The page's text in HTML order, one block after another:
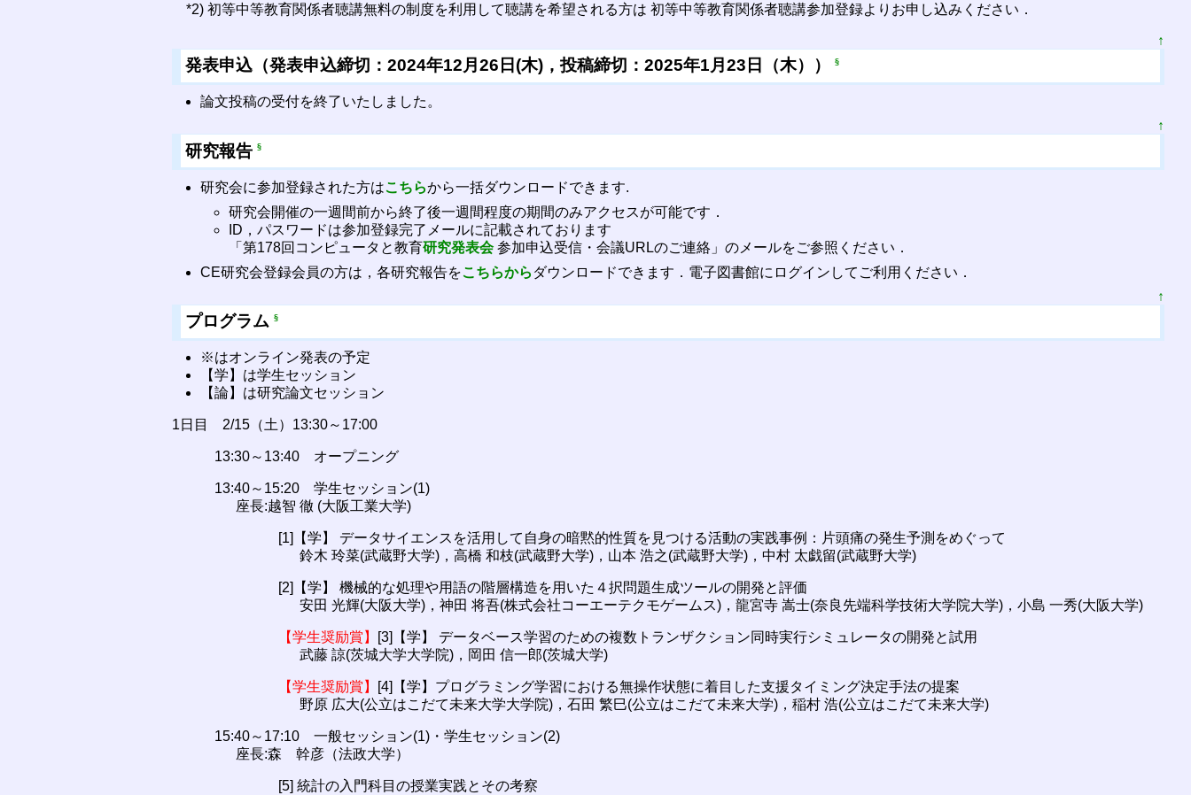
*2) 初等中等教育関係者聴講無料の制度を利用して聴講を希望される方は 初等中等教育関係者聴講参加登録よりお申し込みください．
↑
発表申込（発表申込締切：2024年12月26日(木)，投稿締切：2025年1月23日（木））§
論文投稿の受付を終了いたしました。
↑
研究報告§
研究会に参加登録された方はこちらから一括ダウンロードできます.
研究会開催の一週間前から終了後一週間程度の期間のみアクセスが可能です．
ID，パスワードは参加登録完了メールに記載されております
「第178回コンピュータと教育研究発表会参加申込受信・会議URLのご連絡」のメールをご参照ください．
CE研究会登録会員の方は，各研究報告をこちらから ダウンロードできます．電子図書館にログインしてご利用ください．
↑
プログラム§
※はオンライン発表の予定
【学】は学生セッション
【論】は研究論文セッション
1日目 2/15（土）13:30～17:00
13:30～13:40 オープニング
13:40～15:20 学生セッション(1)
座長:越智 徹 (大阪工業大学)
[1]【学】 データサイエンスを活用して自身の暗黙的性質を見つける活動の実践事例：片頭痛の発生予測をめぐって
鈴木 玲菜(武蔵野大学)，高橋 和枝(武蔵野大学)，山本 浩之(武蔵野大学)，中村 太戯留(武蔵野大学)
[2]【学】 機械的な処理や用語の階層構造を用いた４択問題生成ツールの開発と評価
安田 光輝(大阪大学)，神田 将吾(株式会社コーエーテクモゲームス)，龍宮寺 嵩士(奈良先端科学技術大学院大学)，小島 一秀(大阪大学)
【学生奨励賞】
[3]【学】 データベース学習のための複数トランザクション同時実行シミュレータの開発と試用
武藤 諒(茨城大学大学院)，岡田 信一郎(茨城大学)
【学生奨励賞】
[4]【学】プログラミング学習における無操作状態に着目した支援タイミング決定手法の提案
野原 広大(公立はこだて未来大学大学院)，石田 繁巳(公立はこだて未来大学)，稲村 浩(公立はこだて未来大学)
15:40～17:10 一般セッション(1)・学生セッション(2)
座長:森 幹彦（法政大学）
[5] 統計の入門科目の授業実践とその考察